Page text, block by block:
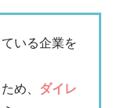
いる企業を
め、
ダイレ